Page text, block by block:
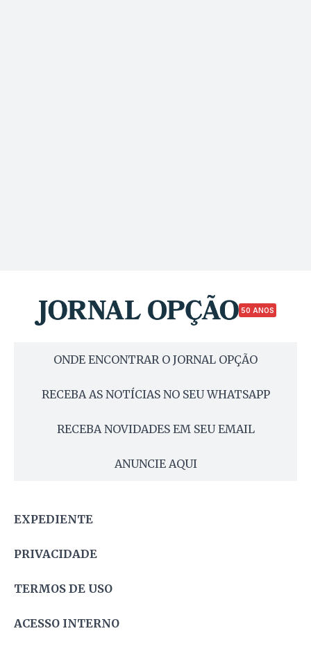
50 ANOS
ONDE ENCONTRAR O JORNAL OPÇÃO
RECEBA AS NOTÍCIAS NO SEU WHATSAPP
RECEBA NOVIDADES EM SEU EMAIL
ANUNCIE AQUI
EXPEDIENTE
PRIVACIDADE
TERMOS DE USO
ACESSO INTERNO